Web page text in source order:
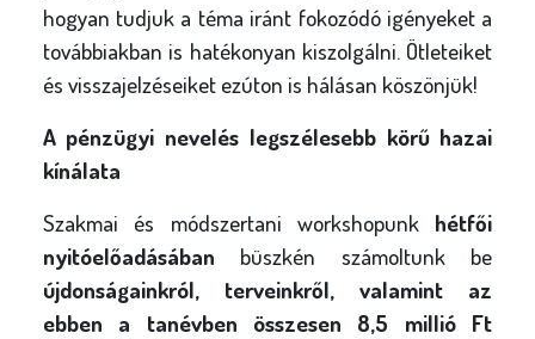
hogyan tudjuk a téma iránt fokozódó igényeket a
továbbiakban is hatékonyan kiszolgálni. Ötleteiket
és visszajelzéseiket ezúton is hálásan köszönjük!
A pénzügyi nevelés legszélesebb körű hazai
kínálata
Szakmai és módszertani workshopunk hétfői
nyitóelőadásában büszkén számoltunk be
újdonságainkról, terveinkről, valamint az
ebben a tanévben összesen 8,5 millió Ft